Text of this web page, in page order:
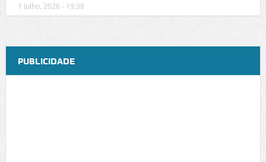
1 Julho, 2026 - 19:38
PUBLICIDADE